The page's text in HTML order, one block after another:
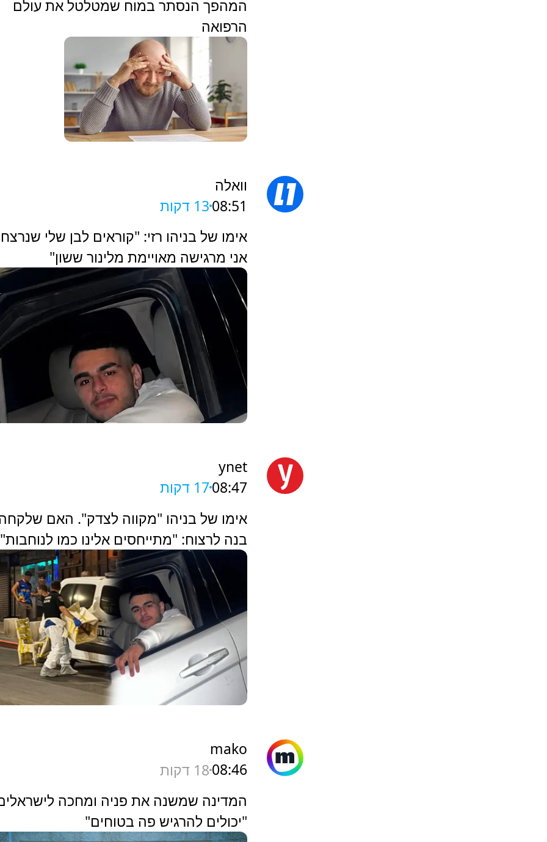
המהפך הנסתר במוח שמטלטל את עולם
הרפואה
וואלה
08:5113 דקות
אימו של בניהו רזי: "קוראים לבן שלי
אני מרגישה מאויימת מלינור ששון"
ynet
08:4717 דקות
אימו של בניהו "מקווה לצדק". האם
בנה לרצוח: "מתייחסים אלינו כמו לנוחבות"
mako
08:4618 דקות
המדינה שמשנה את פניה ומחכה
"יכולים להרגיש פה בטוחים"